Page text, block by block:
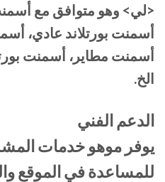
<لي> وهو متوافق مع
أسمنت بورتلاند عادي،
أسمنت مطاير، أسمنت
الخ.
الدعم الفني
يوفر موهو خدمات
للمساعدة في الموقع